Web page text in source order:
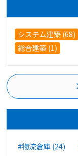
システム建築 (68)
総合建築 (1)
#物流倉庫 (24)